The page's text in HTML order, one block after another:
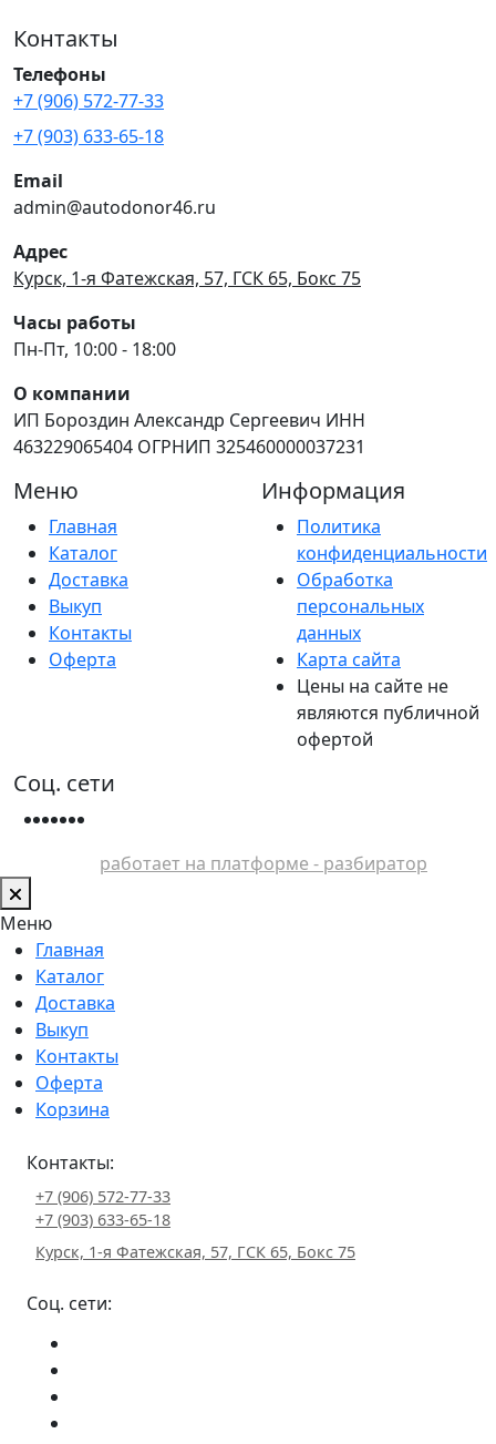
Контакты
Телефоны
+7 (906) 572-77-33
+7 (903) 633-65-18
Email
admin@autodonor46.ru
Адрес
Курск, 1-я Фатежская, 57, ГСК 65, Бокс 75
Часы работы
Пн-Пт, 10:00 - 18:00
О компании
ИП Бороздин Александр Сергеевич ИНН
463229065404 ОГРНИП 325460000037231
Меню
Главная
Каталог
Доставка
Выкуп
Контакты
Оферта
Информация
Политика
конфиденциальности
Обработка
персональных
данных
Карта сайта
Цены на сайте не
являются публичной
офертой
Соц. сети
работает на платформе - разбиратор
Меню
Главная
Каталог
Доставка
Выкуп
Контакты
Оферта
Корзина
Контакты:
+7 (906) 572-77-33
+7 (903) 633-65-18
Курск, 1-я Фатежская, 57, ГСК 65, Бокс 75
Соц. сети: